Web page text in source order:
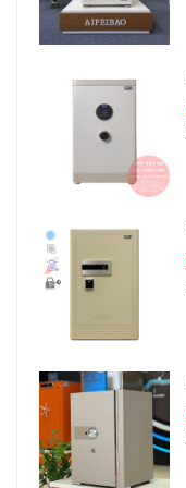
két.
Chìa cơ dự phòng:
An ninh nâng cao:
Báo động khi sai
Cảm biến chống
Chống cháy